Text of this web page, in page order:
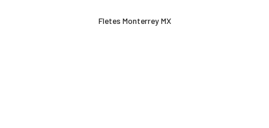
Fletes Monterrey MX